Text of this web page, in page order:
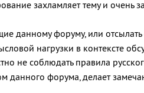
захламляет тему и очень
данному форуму, или
нагрузки в контексте
не соблюдать правила
данного форума, делает